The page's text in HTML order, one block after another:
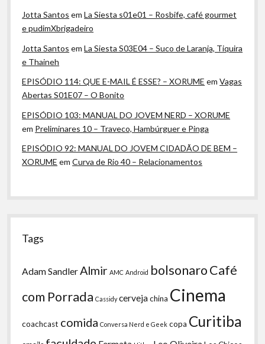
Jotta Santos emLa Siesta s01e01 – Rosbife, café gourmet
e pudimXbrigadeiro
Jotta Santos emLa Siesta S03E04 – Suco de Laranja, Tiquira
e Thaineh
EPISÓDIO 114: QUE E-MAIL É ESSE? – XORUME emVagas
Abertas S01E07 – O Bonito
EPISÓDIO 103: MANUAL DO JOVEM NERD – XORUME
em Preliminares 10 – Traveco, Hambúrguer e Pinga
EPISÓDIO 92: MANUAL DO JOVEM CIDADÃO DE BEM –
XORUME emCurva de Rio 40 – Relacionamentos
Tags
Adam Sandler Almir AMC Android bolsonaroCafé
com Porrada Cassidy cervejachina Cinema
coachcast comida Conversa Nerd e Geek copa Curitiba